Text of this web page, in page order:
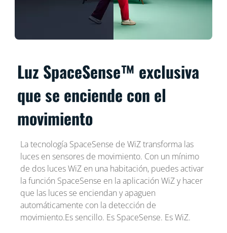
Luz SpaceSense™ exclusiva
que se enciende con el
movimiento
La tecnología SpaceSense de WiZ transforma las
luces en sensores de movimiento. Con un mínimo
de dos luces WiZ en una habitación, puedes activar
la función SpaceSense en la aplicación WiZ y hacer
que las luces se enciendan y apaguen
automáticamente con la detección de
movimiento.Es sencillo. Es SpaceSense. Es WiZ.